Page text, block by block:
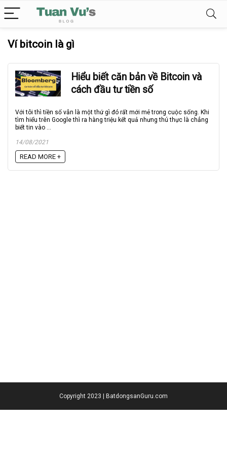
Ví bitcoin là gì
Hiểu biết căn bản về Bitcoin và
cách đầu tư tiền số
Với tôi thì tiền số vẫn là một thứ gì đó rất mới mẻ trong cuộc sống. Khi
tìm hiểu trên Google thì ra hàng triệu kết quả nhưng thú thực là chẳng
biết tin vào ...
14/08/2021
READ MORE +
Copyright 2023 | BatdongsanGuru.com